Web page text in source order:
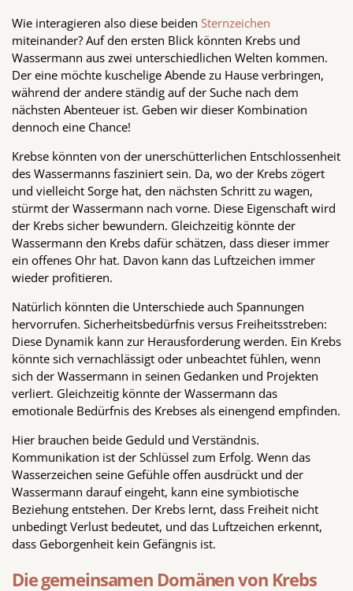
Wie interagieren also diese beiden Sternzeichen
miteinander? Auf den ersten Blick könnten Krebs und
Wassermann aus zwei unterschiedlichen Welten kommen.
Der eine möchte kuschelige Abende zu Hause verbringen,
während der andere ständig auf der Suche nach dem
nächsten Abenteuer ist. Geben wir dieser Kombination
dennoch eine Chance!
Krebse könnten von der unerschütterlichen Entschlossenheit
des Wassermanns fasziniert sein. Da, wo der Krebs zögert
und vielleicht Sorge hat, den nächsten Schritt zu wagen,
stürmt der Wassermann nach vorne. Diese Eigenschaft wird
der Krebs sicher bewundern. Gleichzeitig könnte der
Wassermann den Krebs dafür schätzen, dass dieser immer
ein offenes Ohr hat. Davon kann das Luftzeichen immer
wieder profitieren.
Natürlich könnten die Unterschiede auch Spannungen
hervorrufen. Sicherheitsbedürfnis versus Freiheitsstreben:
Diese Dynamik kann zur Herausforderung werden. Ein Krebs
könnte sich vernachlässigt oder unbeachtet fühlen, wenn
sich der Wassermann in seinen Gedanken und Projekten
verliert. Gleichzeitig könnte der Wassermann das
emotionale Bedürfnis des Krebses als einengend empfinden.
Hier brauchen beide Geduld und Verständnis.
Kommunikation ist der Schlüssel zum Erfolg. Wenn das
Wasserzeichen seine Gefühle offen ausdrückt und der
Wassermann darauf eingeht, kann eine symbiotische
Beziehung entstehen. Der Krebs lernt, dass Freiheit nicht
unbedingt Verlust bedeutet, und das Luftzeichen erkennt,
dass Geborgenheit kein Gefängnis ist.
Die gemeinsamen Domänen von Krebs